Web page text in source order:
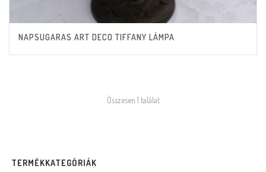
NAPSUGARAS ART DECO TIFFANY LÁMPA
Összesen 1 találat
TERMÉKKATEGÓRIÁK